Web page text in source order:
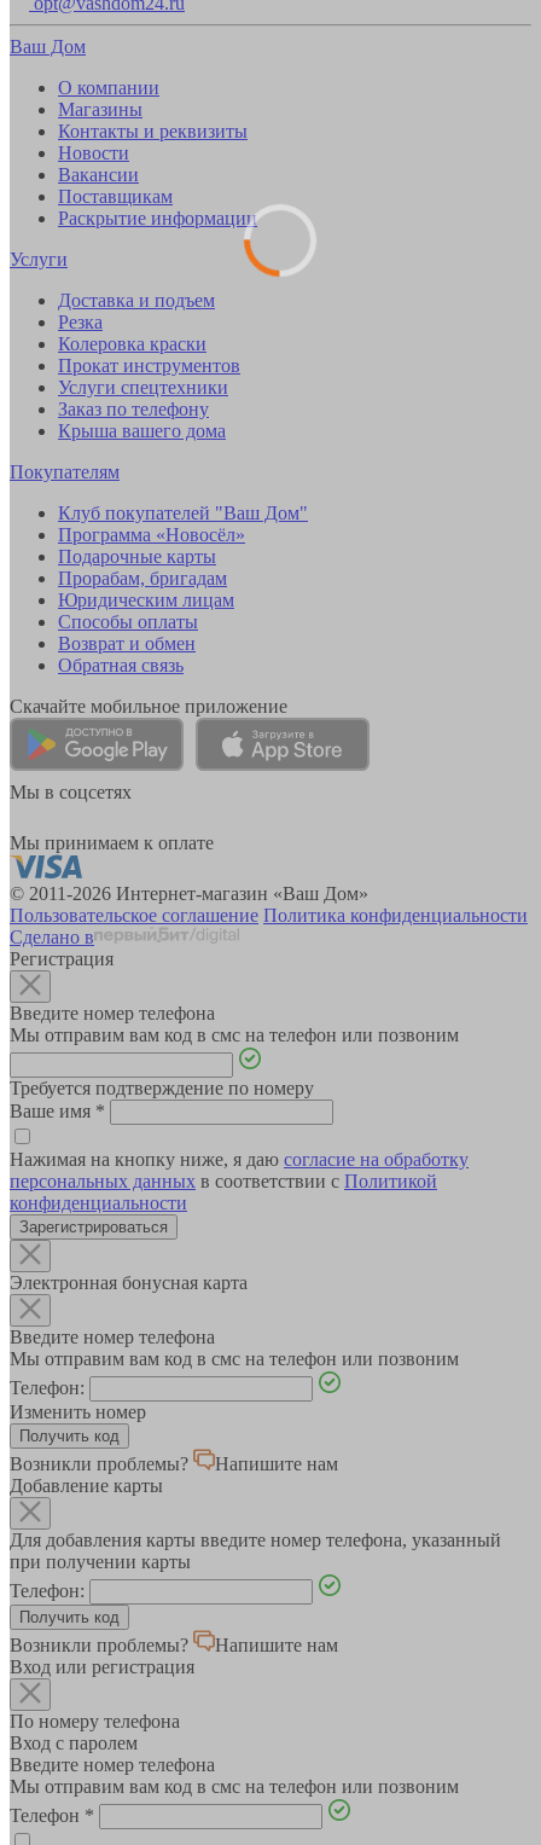
Ваш Дом
О компании
Магазины
Контакты и реквизиты
Новости
Вакансии
Поставщикам
Раскрытие информации
Услуги
Доставка и подъем
Резка
Колеровка краски
Прокат инструментов
Услуги спецтехники
Заказ по телефону
Крыша вашего дома
Покупателям
Клуб покупателей "Ваш Дом"
Программа «Новосёл»
Подарочные карты
Прорабам, бригадам
Юридическим лицам
Способы оплаты
Возврат и обмен
Обратная связь
Скачайте мобильное приложение
Мы в соцсетях
Мы принимаем к оплате
© 2011-2026 Интернет-магазин «Ваш Дом»
Пользовательское соглашение Политика конфиденциальности
Сделано в
Регистрация
Введите номер телефона
Мы отправим вам код в смс на телефон или позвоним
Требуется подтверждение по номеру
Ваше имя *
Нажимая на кнопку ниже, я даю согласие на обработку
персональных данных в соответствии с Политикой
конфиденциальности
Зарегистрироваться
Электронная бонусная карта
Введите номер телефона
Мы отправим вам код в смс на телефон или позвоним
Телефон:
Изменить номер
Возникли проблемы?
Напишите нам
Добавление карты
Для добавления карты введите номер телефона, указанный
при получении карты
Телефон:
Возникли проблемы?
Напишите нам
Вход или регистрация
По номеру телефона
Вход с паролем
Введите номер телефона
Мы отправим вам код в смс на телефон или позвоним
Телефон *